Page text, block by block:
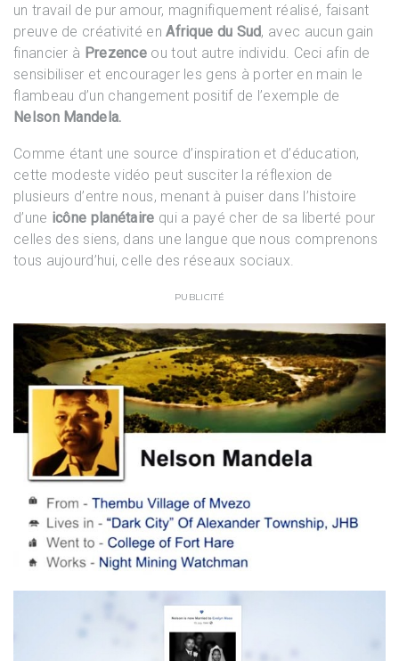
un travail de pur amour, magnifiquement réalisé, faisant
preuve de créativité enAfrique du Sud, avec aucun gain
financier à Prezence ou tout autre individu. Ceci afin de
sensibiliser et encourager les gens à porter en main le
flambeau d’un changement positif de l’exemple de
Nelson Mandela.
Comme étant une source d’inspiration et d’éducation,
cette modeste vidéo peut susciter la réflexion de
plusieurs d’entre nous, menant à puiser dans l’histoire
d’une icône planétaire qui a payé cher de sa liberté pour
celles des siens, dans une langue que nous comprenons
tous aujourd’hui, celle des réseaux sociaux.
PUBLICITÉ